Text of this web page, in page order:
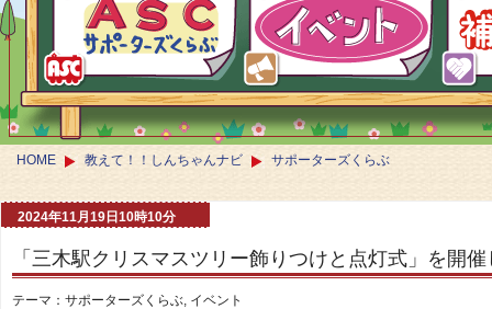
HOME 教えて！！しんちゃんナビ サポーターズくらぶ
2024年11月19日10時10分
「三木駅クリスマスツリー飾りつけと点灯式」を開
テーマ： サポーターズくらぶ, イベント